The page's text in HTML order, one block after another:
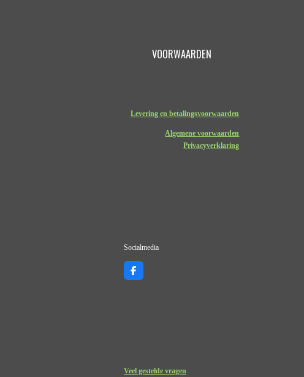
VOORWAARDEN
Levering en betalingsvoorwaarden
Algemene voorwaarden
Privacyverklaring
Socialmedia
F
a
Veel gestelde vragen